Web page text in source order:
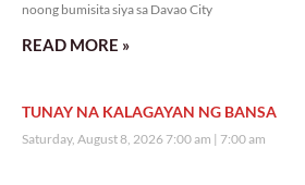
noong bumisita siya sa Davao City
READ MORE »
TUNAY NA KALAGAYAN NG BANSA
Saturday, August 8, 2026 7:00 am 7:00 am